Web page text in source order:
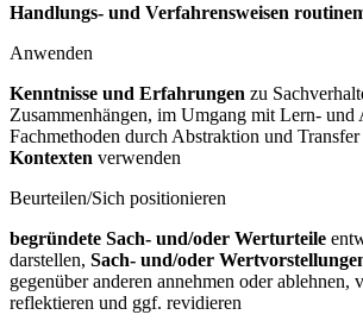
Handlungs- und Verfahrensweisen
Anwenden
Kenntnisse und Erfahrungen zu
Zusammenhängen, im Umgang mit Lern- und
Fachmethoden durch Abstraktion und Transfer
Kontexten verwenden
Beurteilen/Sich positionieren
begründete Sach- und/oder Werturteile
darstellen, Sach- und/oder
gegenüber anderen annehmen oder ablehnen,
reflektieren und ggf. revidieren